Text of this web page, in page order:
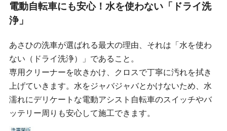
電動自転車にも安心！水を使わない「ドライ洗
浄」
あさひの洗車が選ばれる最大の理由、それは「水を使わ
ない（ドライ洗浄）」であること。
専用クリーナーを吹きかけ、クロスで丁寧に汚れを拭き
上げていきます。水をジャバジャバとかけないため、水
濡れにデリケートな電動アシスト自転車のスイッチやバ
ッテリー周りも安心して施工できます。